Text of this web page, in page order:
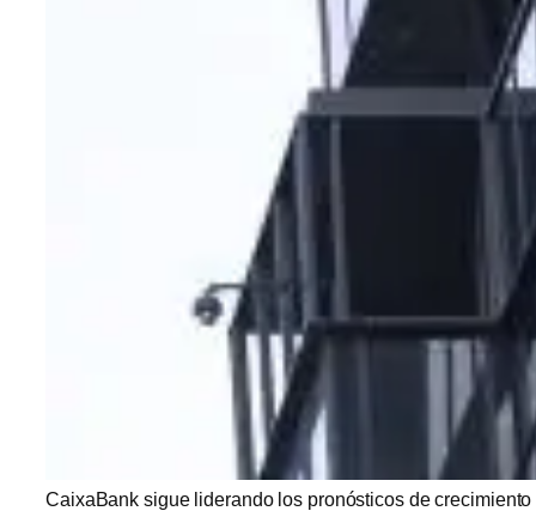
CaixaBank sigue liderando los pronósticos de